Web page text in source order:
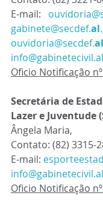
E-mail:
gabinete@secdef.al
ouvidoria@secdef.al
Oficio Notificação nº
Secretária de
Lazer e Juventude
Ângela Maria,
Contato: (82) 3315-
E-mail:
Oficio Notificação nº